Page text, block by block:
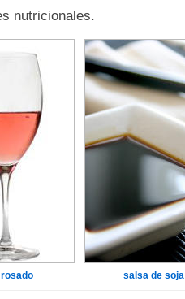
nutricionales.
salsa de soja